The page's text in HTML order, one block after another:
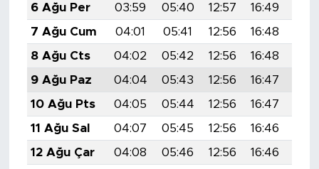
6 Ağu Per
03:59 05:40 12:57 16:49
7 Ağu Cum
04:01 05:41 12:56 16:48
8 Ağu Cts
04:02 05:42 12:56 16:48
9 Ağu Paz
04:04 05:43 12:56 16:47
10 Ağu Pts
04:05 05:44 12:56 16:47
11 Ağu Sal
04:07 05:45 12:56 16:46
12 Ağu Çar
04:08 05:46 12:56 16:46